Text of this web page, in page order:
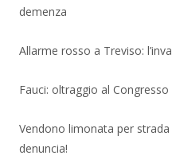
demenza
Allarme rosso a Treviso:
Fauci: oltraggio al Congresso
Vendono limonata per
denuncia!